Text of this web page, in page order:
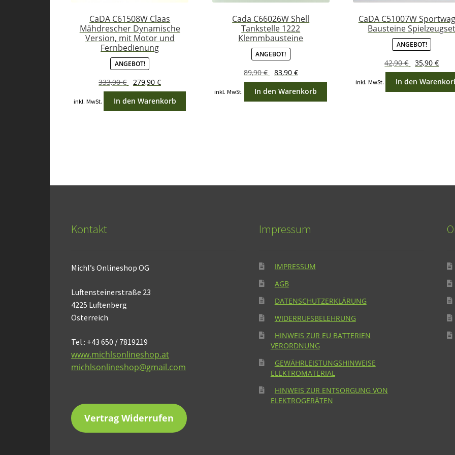
CaDA C61508W Claas
Mähdrescher Dynamische
Version, mit Motor und
Fernbedienung
ANGEBOT!
333,90€
Ursprünglicher
Preis
war:
279,90 €Aktueller
Preis
ist:
inkl. MwSt. In den Warenkorb
Cada C66026W Shell
Tankstelle 1222
Klemmbausteine
ANGEBOT!
89,90€
Ursprünglicher
Preis
war:
83,90 €Aktueller
Preis
ist:
inkl. MwSt. In den Warenkorb
CaDA C51007W
Bausteine Spielzeugset
ANGEBOT!
42,90€
Preis
war:
35,90€
Preis
ist:
inkl. MwSt. In den
Kontakt
Michl’s Onlineshop OG
Luftensteinerstraße 23
4225 Luftenberg
Österreich
Tel.: +43 650 / 7819219
www.michlsonlineshop.at
michlsonlineshop@gmail.com
Vertrag Widerrufen
Impressum
IMPRESSUM
AGB
DATENSCHUTZERKLÄRUNG
WIDERRUFSBELEHRUNG
HINWEIS ZUR EU BATTERIEN
VERORDNUNG
GEWÄHRLEISTUNGSHINWEISE
ELEKTROMATERIAL
HINWEIS ZUR ENTSORGUNG VON
ELEKTROGERÄTEN